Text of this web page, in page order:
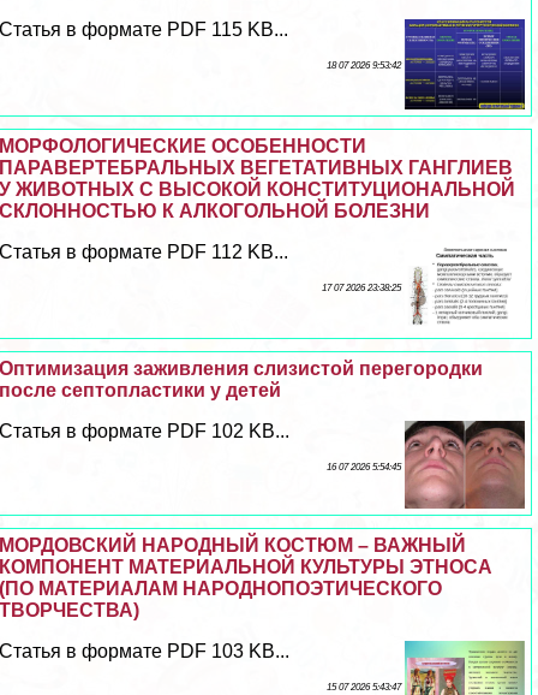
Статья в формате PDF 115 KB...
18 07 2026 9:53:42
МОРФОЛОГИЧЕСКИЕ ОСОБЕННОСТИ
ПАРАВЕРТЕБРАЛЬНЫХ ВЕГЕТАТИВНЫХ ГАНГЛИЕВ
У ЖИВОТНЫХ С ВЫСОКОЙ КОНСТИТУЦИОНАЛЬНОЙ
СКЛОННОСТЬЮ К АЛКОГОЛЬНОЙ БОЛЕЗНИ
Статья в формате PDF 112 KB...
17 07 2026 23:38:25
Оптимизация заживления слизистой перегородки
после септопластики у детей
Статья в формате PDF 102 KB...
16 07 2026 5:54:45
МОРДОВСКИЙ НАРОДНЫЙ КОСТЮМ – ВАЖНЫЙ
КОМПОНЕНТ МАТЕРИАЛЬНОЙ КУЛЬТУРЫ ЭТНОСА
(ПО МАТЕРИАЛАМ НАРОДНОПОЭТИЧЕСКОГО
ТВОРЧЕСТВА)
Статья в формате PDF 103 KB...
15 07 2026 5:43:47